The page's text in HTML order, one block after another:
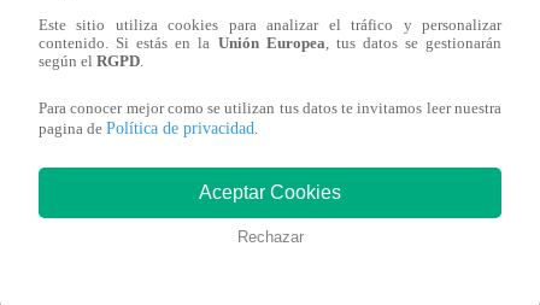
mensaje personal
También te puede
interesar
Este sitio utiliza cookies para analizar el tráfico y personalizar
contenido. Si estás en la Unión Europea, tus datos se gestionarán
según el RGPD.
Para conocer mejor como se utilizan tus datos te invitamos leer nuestra
pagina de Política de privacidad.
Aceptar Cookies
Rechazar